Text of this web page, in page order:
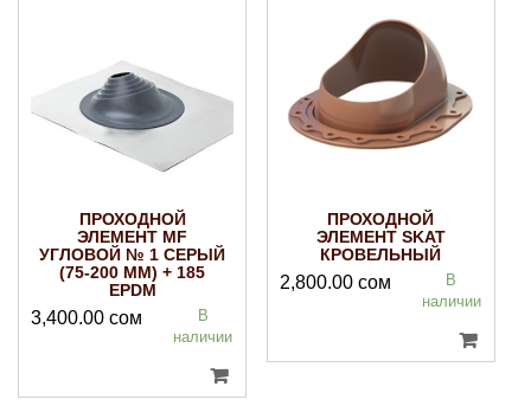
ПРОХОДНОЙ
ЭЛЕМЕНТ MF
УГЛОВОЙ № 1 СЕРЫЙ
(75-200 ММ) + 185
EPDM
3,400.00 сом
В
наличии
ПРОХОДНОЙ
ЭЛЕМЕНТ SKAT
КРОВЕЛЬНЫЙ
2,800.00 сом
В
наличии